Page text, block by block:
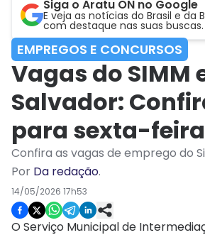
Siga o Aratu ON no Google
E veja as notícias do Brasil e da
com destaque nas suas buscas.
EMPREGOS E CONCURSOS
Vagas do SIMM
Salvador:
para sexta-
Confira as vagas de emprego do
Por Da redação.
14/05/2026 17h53
O Serviço Municipal de